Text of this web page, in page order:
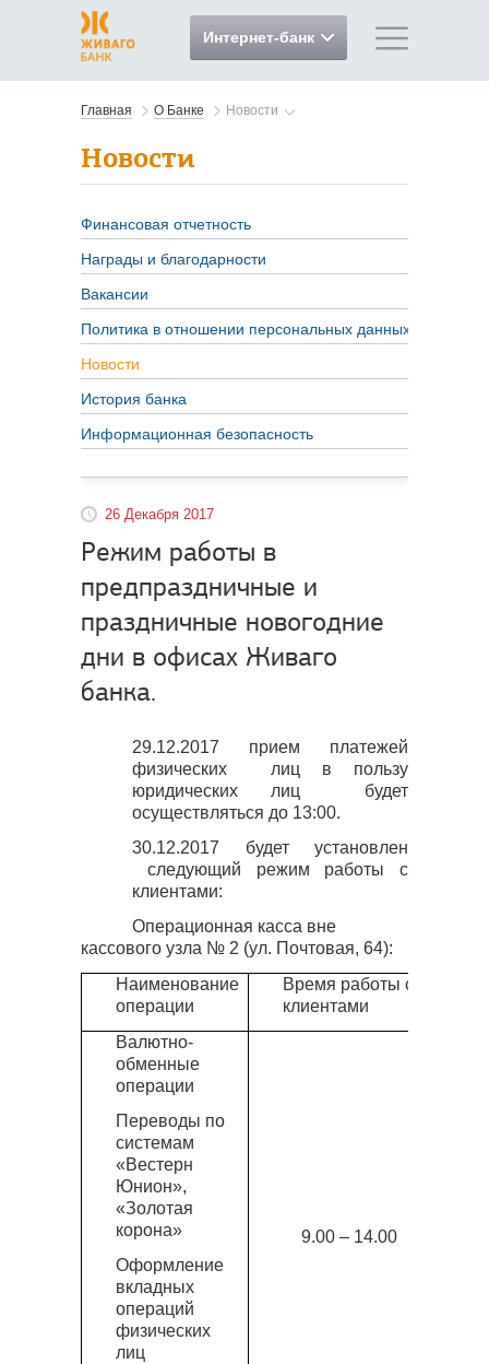
Интернет-банк
Главная О Банке Новости
Новости
Финансовая отчетность
Награды и благодарности
Вакансии
Политика в отношении персональных данных
Новости
История банка
Информационная безопасность
26 Декабря 2017
Режим работы в
предпраздничные и
праздничные новогодние
дни в офисах Живаго
банка.
29.12.2017 прием платежей
физических
лиц в пользу
юридических лиц
будет
осуществляться до 13:00.
30.12.2017 будет установлен
следующий режим работы с
клиентами:
Операционная касса вне
кассового узла № 2 (ул. Почтовая, 64):
Наименование
операции
Время работы с
клиентами
Валютно-
обменные
операции
Переводы по
системам
«Вестерн
Юнион»,
«Золотая
корона»
Оформление
вкладных
операций
физических
лиц
9.00 – 14.00